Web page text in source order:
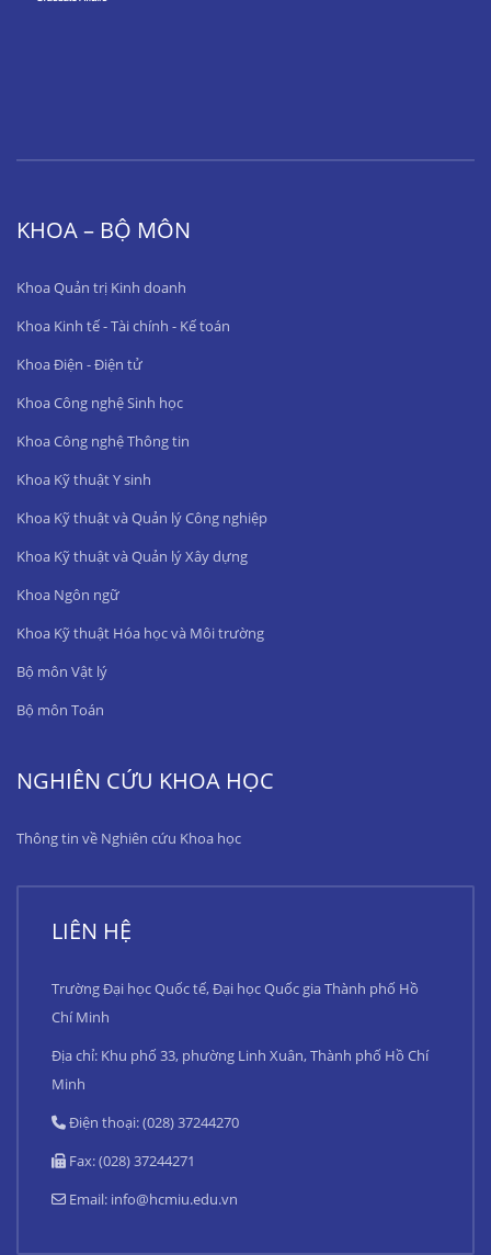
KHOA – BỘ MÔN
Khoa Quản trị Kinh doanh
Khoa Kinh tế - Tài chính - Kế toán
Khoa Điện - Điện tử
Khoa Công nghệ Sinh học
Khoa Công nghệ Thông tin
Khoa Kỹ thuật Y sinh
Khoa Kỹ thuật và Quản lý Công nghiệp
Khoa Kỹ thuật và Quản lý Xây dựng
Khoa Ngôn ngữ
Khoa Kỹ thuật Hóa học và Môi trường
Bộ môn Vật lý
Bộ môn Toán
NGHIÊN CỨU KHOA HỌC
Thông tin về Nghiên cứu Khoa học
LIÊN HỆ
Trường Đại học Quốc tế, Đại học Quốc gia Thành phố Hồ
Chí Minh
Địa chỉ: Khu phố 33, phường Linh Xuân, Thành phố Hồ Chí
Minh
Điện thoại: (028) 37244270
Fax: (028) 37244271
Email: info@hcmiu.edu.vn